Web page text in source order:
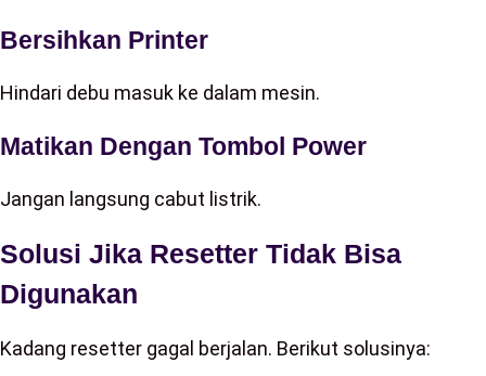
Bersihkan Printer
Hindari debu masuk ke dalam mesin.
Matikan Dengan Tombol Power
Jangan langsung cabut listrik.
Solusi Jika Resetter Tidak Bisa
Digunakan
Kadang resetter gagal berjalan. Berikut solusinya: